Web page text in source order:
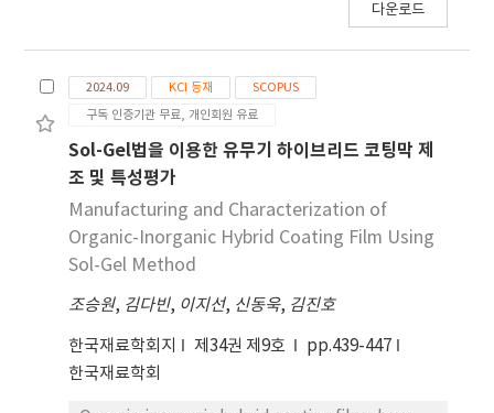
다운로드
2024.09 KCI 등재
SCOPUS
구독 인증기관 무료, 개인회원 유료
Sol-Gel법을 이용한 유무기 하이브리드 코팅막 제
조 및 특성평가
Manufacturing and Characterization of
Organic-Inorganic Hybrid Coating Film Using
Sol-Gel Method
조승원, 김다빈, 이지선, 신동욱, 김진호
한국재료학회지 제34권 제9호
pp.439-447
한국재료학회